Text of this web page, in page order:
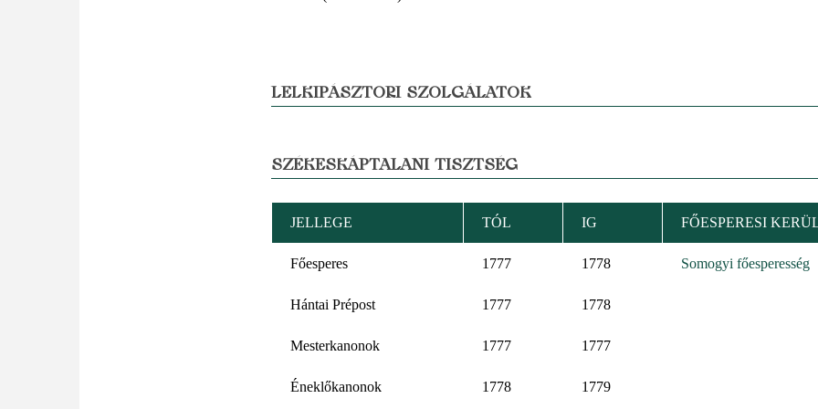
LELKIPÁSZTORI SZOLGÁLATOK
SZÉKESKÁPTALANI TISZTSÉG
JELLEGE TÓL IG FŐESPERESI
Főesperes 1777 1778 Somogyi főesperesség
Hántai Prépost 1777 1778
Mesterkanonok 1777 1777
Éneklőkanonok 1778 1779